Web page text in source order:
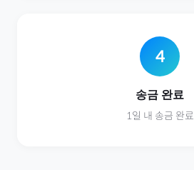
4
송금 완료
1일 내 송금 완료